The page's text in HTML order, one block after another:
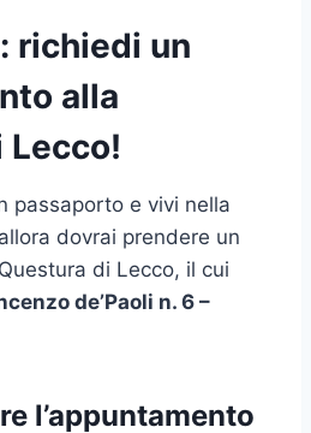
richiedi un
alla
Lecco!
passaporto e vivi nella
dovrai prendere un
di Lecco, il cui
de’Paoli n. 6 –
l’appuntamento